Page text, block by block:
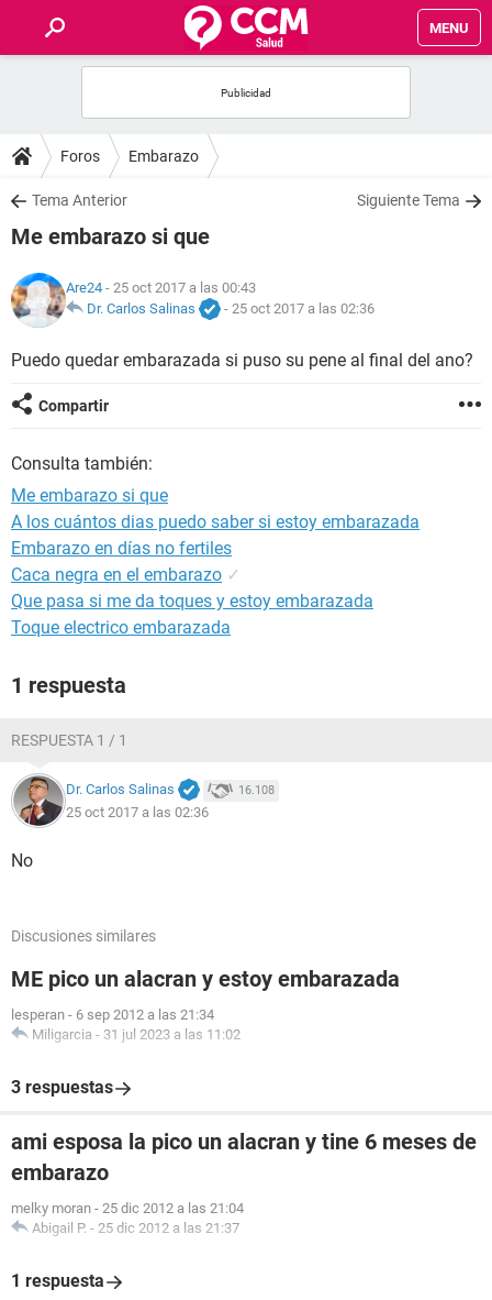
MENU
FOROS
SALUD
NUTRICIÓN
BIENESTAR
SEXUALIDAD
Foros Embarazo
Tema Anterior Siguiente Tema
Me embarazo si que
Are24 - 25 oct 2017 a las 00:43
Dr. Carlos Salinas
- 25 oct 2017 a las 02:36
Puedo quedar embarazada si puso su pene al final del ano?
Compartir
Consulta también:
Me embarazo si que
A los cuántos dias puedo saber si estoy embarazada
Embarazo en días no fertiles
Caca negra en el embarazo ✓
Que pasa si me da toques y estoy embarazada
Toque electrico embarazada
1 respuesta
RESPUESTA 1 / 1
Dr. Carlos Salinas 16.108
25 oct 2017 a las 02:36
No
Discusiones similares
ME pico un alacran y estoy embarazada
lesperan - 6 sep 2012 a las 21:34
Miligarcia - 31 jul 2023 a las 11:02
3 respuestas
ami esposa la pico un alacran y tine 6 meses de
embarazo
melky moran - 25 dic 2012 a las 21:04
Abigail P. - 25 dic 2012 a las 21:37
1 respuesta